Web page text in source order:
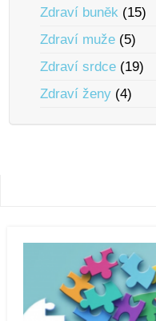
Zdraví bunĕk (15)
Zdraví muže (5)
Zdraví srdce (19)
Zdraví ženy (4)